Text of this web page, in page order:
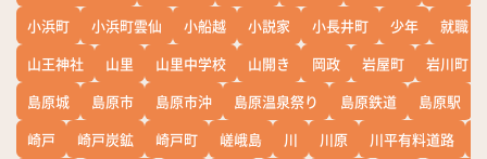
小浜町 小浜町雲仙 小船越 小説家 小長井町 少年
就職
山王神社
山里 山里中学校 山開き 岡政 岩屋町
岩川町
島原城
島原市 島原市沖 島原温泉祭り 島原鉄道 島原駅
崎戸
崎戸炭鉱 崎戸町 嵯峨島 川 川原 川平有料道路